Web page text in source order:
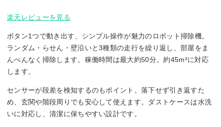
楽天レビューを見る
ボタン1つで動き出す、シンプル操作が魅力のロボット掃除機。
ランダム・らせん・壁沿いと3種類の走行を繰り返し、部屋をま
んべんなく掃除します。稼働時間は最大約50分。約45m²に対応
します。
センサーが段差を検知するのもポイント。落下せず引き返すた
め、玄関や階段周りでも安心して使えます。ダストケースは水洗
いに対応し、清潔に保ちやすい設計です。